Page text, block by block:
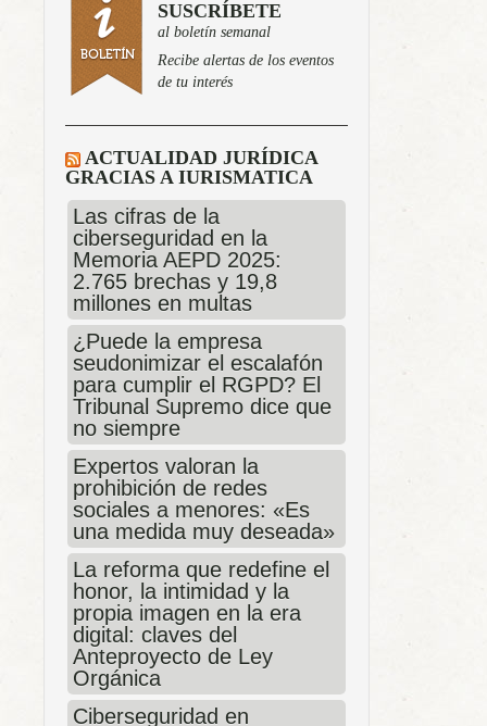
SUSCRÍBETE
al boletín semanal
Recibe alertas de los eventos
de tu interés
ACTUALIDAD JURÍDICA
GRACIAS A IURISMATICA
Las cifras de la
ciberseguridad en la
Memoria AEPD 2025:
2.765 brechas y 19,8
millones en multas
¿Puede la empresa
seudonimizar el escalafón
para cumplir el RGPD? El
Tribunal Supremo dice que
no siempre
Expertos valoran la
prohibición de redes
sociales a menores: «Es
una medida muy deseada»
La reforma que redefine el
honor, la intimidad y la
propia imagen en la era
digital: claves del
Anteproyecto de Ley
Orgánica
Ciberseguridad en